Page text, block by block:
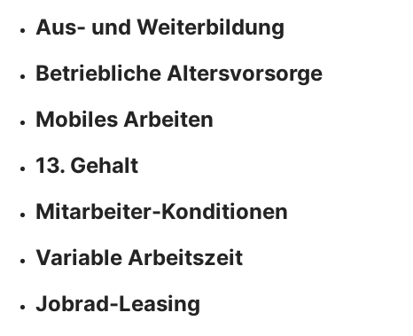
Aus- und Weiterbildung
Betriebliche Altersvorsorge
Mobiles Arbeiten
13. Gehalt
Mitarbeiter-Konditionen
Variable Arbeitszeit
Jobrad-Leasing